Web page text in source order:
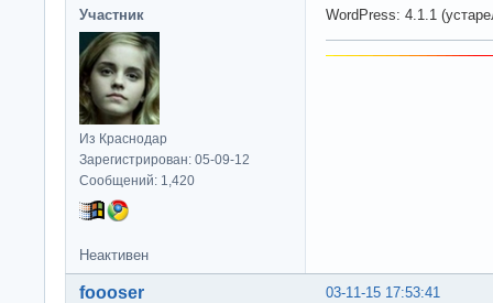
Участник
Из Краснодар
Зарегистрирован: 05-09-12
Сообщений: 1,420
WordPress: 4.1.1
Неактивен
03-11-15 17:53:41
foooser